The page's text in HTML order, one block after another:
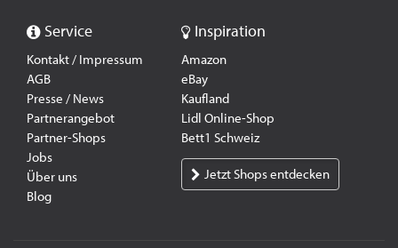
Service
Kontakt / Impressum
AGB
Presse / News
Partnerangebot
Partner-Shops
Jobs
Über uns
Blog
Inspiration
Amazon
eBay
Kaufland
Lidl Online-Shop
Bett1 Schweiz
Jetzt Shops entdecken